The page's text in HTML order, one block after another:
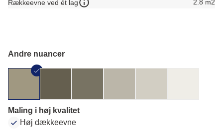
Rækkeevne ved ét lag
2.8 m2
Andre nuancer
Maling i høj kvalitet
Høj dækkeevne